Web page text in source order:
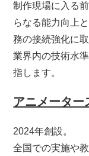
制作現場に入る
らなる能力向上
務の接続強化に
業界内の技術水
指します。
アニメーター
2024年創設。
全国での実施や